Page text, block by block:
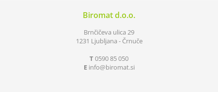
Biromat d.o.o.
Brnčičeva ulica 29
1231 Ljubljana - Črnuče
T0590 85 050
E info biromat.si